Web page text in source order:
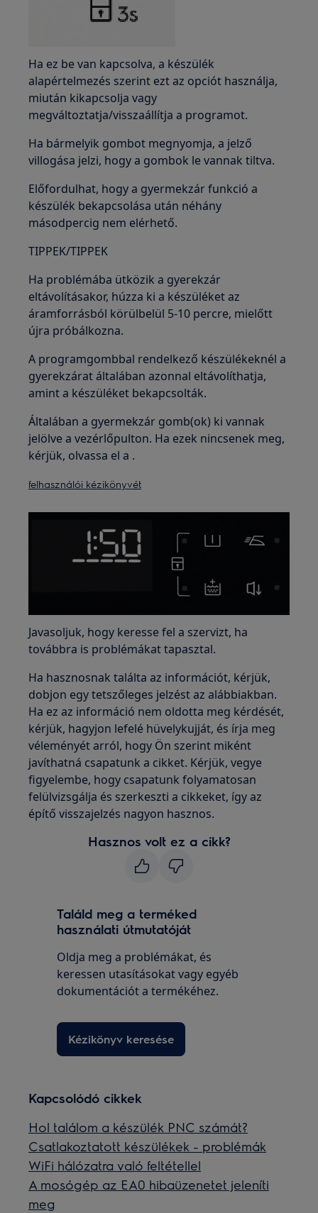
Ha ez be van kapcsolva, a készülék
alapértelmezés szerint ezt az opciót használja,
miután kikapcsolja vagy
megváltoztatja/visszaállítja a programot.
Ha bármelyik gombot megnyomja, a jelző
villogása jelzi, hogy a gombok le vannak tiltva.
Előfordulhat, hogy a gyermekzár funkció a
készülék bekapcsolása után néhány
másodpercig nem elérhető.
TIPPEK/TIPPEK
Ha problémába ütközik a gyerekzár
eltávolításakor, húzza ki a készüléket az
áramforrásból körülbelül 5-10 percre, mielőtt
újra próbálkozna.
A programgombbal rendelkező készülékeknél a
gyerekzárat általában azonnal eltávolíthatja,
amint a készüléket bekapcsolták.
Általában a gyermekzár gomb(ok) ki vannak
jelölve a vezérlőpulton. Ha ezek nincsenek meg,
kérjük, olvassa el a .
felhasználói kézikönyvét
Javasoljuk, hogy keresse fel a szervizt, ha
továbbra is problémákat tapasztal.
Ha hasznosnak találta az információt, kérjük,
dobjon egy tetszőleges jelzést az alábbiakban.
Ha ez az információ nem oldotta meg kérdését,
kérjük, hagyjon lefelé hüvelykujját, és írja meg
véleményét arról, hogy Ön szerint miként
javíthatná csapatunk a cikket. Kérjük, vegye
figyelembe, hogy csapatunk folyamatosan
felülvizsgálja és szerkeszti a cikkeket, így az
építő visszajelzés nagyon hasznos.
Hasznos volt ez a cikk?
Találd meg a terméked
használati útmutatóját
Oldja meg a problémákat, és
keressen utasításokat vagy egyéb
dokumentációt a termékéhez.
Kézikönyv keresése
Kapcsolódó cikkek
Hol találom a készülék PNC számát?
Csatlakoztatott készülékek - problémák
WiFi hálózatra való feltétellel
A mosógép az EA0 hibaüzenetet jeleníti
meg